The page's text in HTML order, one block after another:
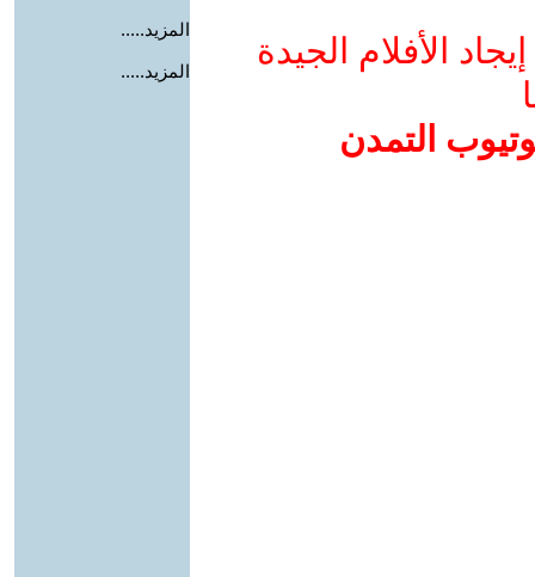
الأفلام الجيدة
التمدن
المزيد.....
المزيد.....